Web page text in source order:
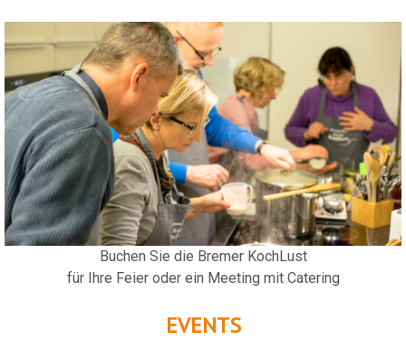
Buchen Sie die Bremer KochLust
für Ihre Feier oder ein Meeting mit Catering
EVENTS